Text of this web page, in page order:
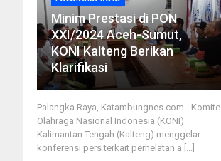
Minim Prestasi di PON
XXI/2024 Aceh-Sumut,
KONI Kalteng Berikan
Klarifikasi
Palangka Raya, Katambungnes.com - Komite
Olahraga Nasional Indonesia (KONI)
Kalimantan Tengah (Kalteng) menggelar
konferensi pers terkait perhelatan a [...]